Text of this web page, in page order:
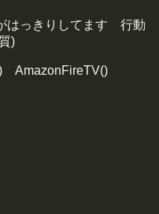
っきりしてます 行動
)
AmazonFireTV()